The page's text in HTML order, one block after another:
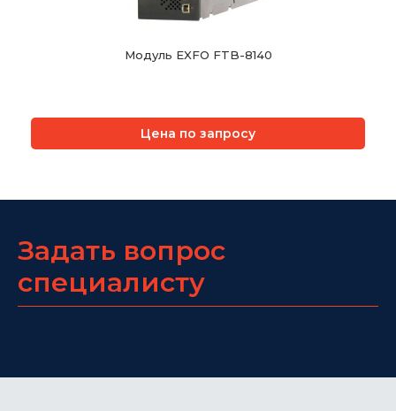
Модуль EXFO FTB-8140
Цена по запросу
Задать вопрос
специалисту